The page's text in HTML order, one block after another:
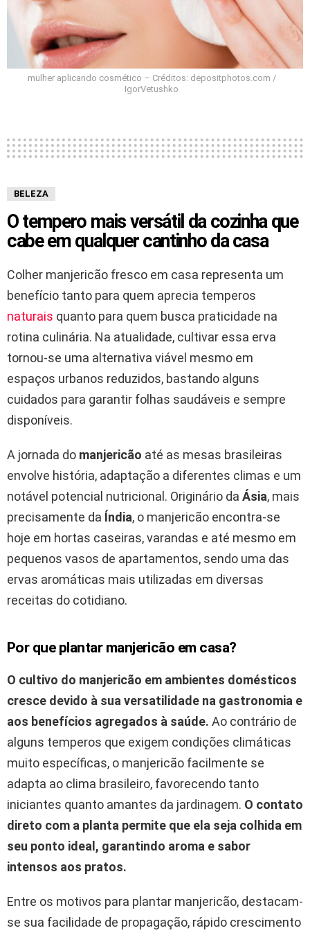
mulher aplicando cosmético – Créditos: depositphotos.com /
IgorVetushko
BELEZA
O tempero mais versátil da cozinha que
cabe em qualquer cantinho da casa
Colher manjericão fresco em casa representa um
benefício tanto para quem aprecia temperos
naturais quanto para quem busca praticidade na
rotina culinária. Na atualidade, cultivar essa erva
tornou-se uma alternativa viável mesmo em
espaços urbanos reduzidos, bastando alguns
cuidados para garantir folhas saudáveis e sempre
disponíveis.
A jornada do manjericão até as mesas brasileiras
envolve história, adaptação a diferentes climas e um
notável potencial nutricional. Originário da Ásia, mais
precisamente da Índia, o manjericão encontra-se
hoje em hortas caseiras, varandas e até mesmo em
pequenos vasos de apartamentos, sendo uma das
ervas aromáticas mais utilizadas em diversas
receitas do cotidiano.
Por que plantar manjericão em casa?
O cultivo do manjericão em ambientes domésticos
cresce devido à sua versatilidade na gastronomia e
aos benefícios agregados à saúde. Ao contrário de
alguns temperos que exigem condições climáticas
muito específicas, o manjericão facilmente se
adapta ao clima brasileiro, favorecendo tanto
iniciantes quanto amantes da jardinagem. O contato
direto com a planta permite que ela seja colhida em
seu ponto ideal, garantindo aroma e sabor
intensos aos pratos.
Entre os motivos para plantar manjericão, destacam-
se sua facilidade de propagação, rápido crescimento